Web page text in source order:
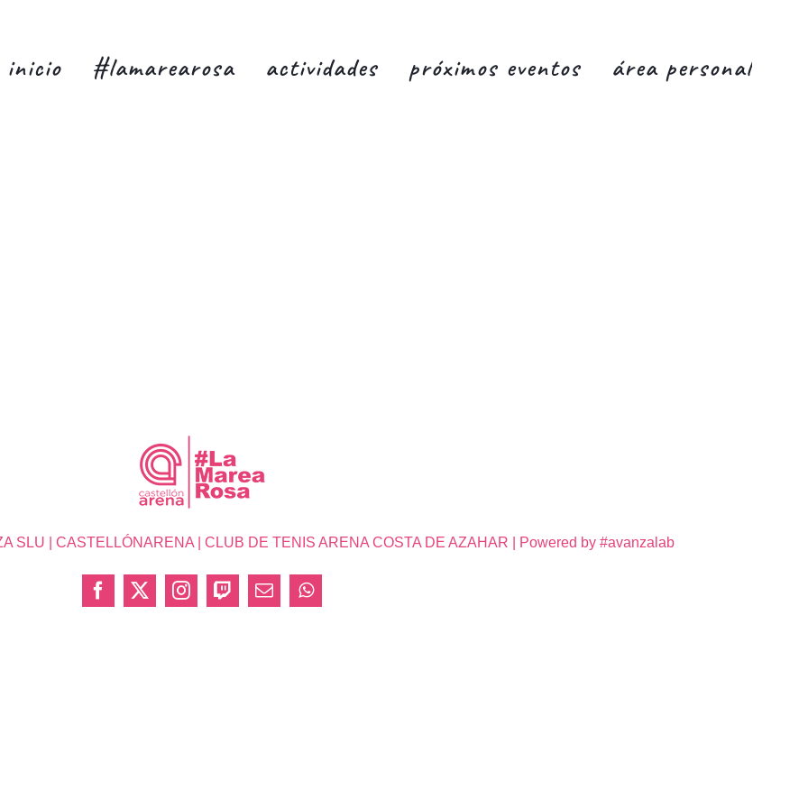
inicio #lamarearosa actividades próximos eventos área personal
| CASTELLÓNARENA | CLUB DE TENIS ARENA COSTA DE AZAHAR | Powered by #avanzalab
Facebook
X InstagramTwitchCorreoWhatsApp